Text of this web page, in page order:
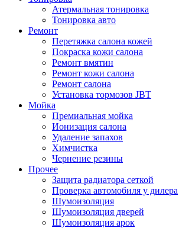
Атермальная тонировка
Тонировка авто
Ремонт
Перетяжка салона кожей
Покраска кожи салона
Ремонт вмятин
Ремонт кожи салона
Ремонт салона
Установка тормозов JBT
Мойка
Премиальная мойка
Ионизация салона
Удаление запахов
Химчистка
Чернение резины
Прочее
Защита радиатора сеткой
Проверка автомобиля у дилера
Шумоизоляция
Шумоизоляция дверей
Шумоизоляция арок